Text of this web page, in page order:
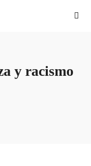
y racismo